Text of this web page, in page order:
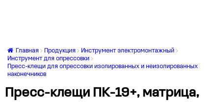
Главная Продукция
Инструмент электромонтажный
Инструмент для опрессовки
Пресс-клещи для опрессовки изолированных и неизолированных
наконечников
Пресс-клещи ПК-19+, матрица,